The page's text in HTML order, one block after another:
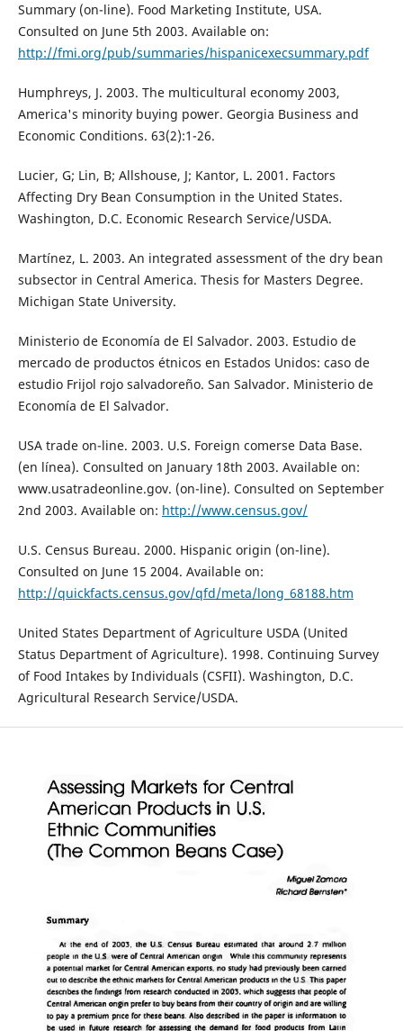
Summary (on-line). Food Marketing Institute, USA.
Consulted on June 5th 2003. Available on:
http://fmi.org/pub/summaries/hispanicexecsummary.pdf
Humphreys, J. 2003. The multicultural economy 2003,
America's minority buying power. Georgia Business and
Economic Conditions. 63(2):1-26.
Lucier, G; Lin, B; Allshouse, J; Kantor, L. 2001. Factors
Affecting Dry Bean Consumption in the United States.
Washington, D.C. Economic Research Service/USDA.
Martínez, L. 2003. An integrated assessment of the dry bean
subsector in Central America. Thesis for Masters Degree.
Michigan State University.
Ministerio de Economía de El Salvador. 2003. Estudio de
mercado de productos étnicos en Estados Unidos: caso de
estudio Frijol rojo salvadoreño. San Salvador. Ministerio de
Economía de El Salvador.
USA trade on-line. 2003. U.S. Foreign comerse Data Base.
(en línea). Consulted on January 18th 2003. Available on:
www.usatradeonline.gov. (on-line). Consulted on September
2nd 2003. Available on: http://www.census.gov/
U.S. Census Bureau. 2000. Hispanic origin (on-line).
Consulted on June 15 2004. Available on:
http://quickfacts.census.gov/qfd/meta/long_68188.htm
United States Department of Agriculture USDA (United
Status Department of Agriculture). 1998. Continuing Survey
of Food Intakes by Individuals (CSFII). Washington, D.C.
Agricultural Research Service/USDA.